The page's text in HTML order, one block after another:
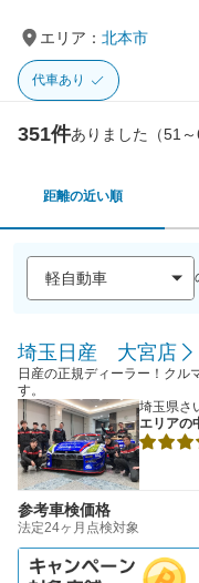
エリア： 北本市
代車あり
351件ありました（51～
距離の近い順
埼玉日産 大宮店
日産の正規ディーラー！クル
す。
埼玉県さ
エリアの
参考車検価格
法定24ヶ月点検対象